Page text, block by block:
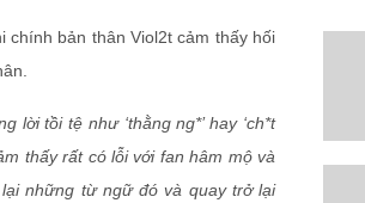
bản thân Viol2t cảm thấy hối
tồi tệ như ‘thằng ng*’ hay ‘ch*t
thấy rất có lỗi với fan hâm mộ và
những từ ngữ đó và quay trở lại